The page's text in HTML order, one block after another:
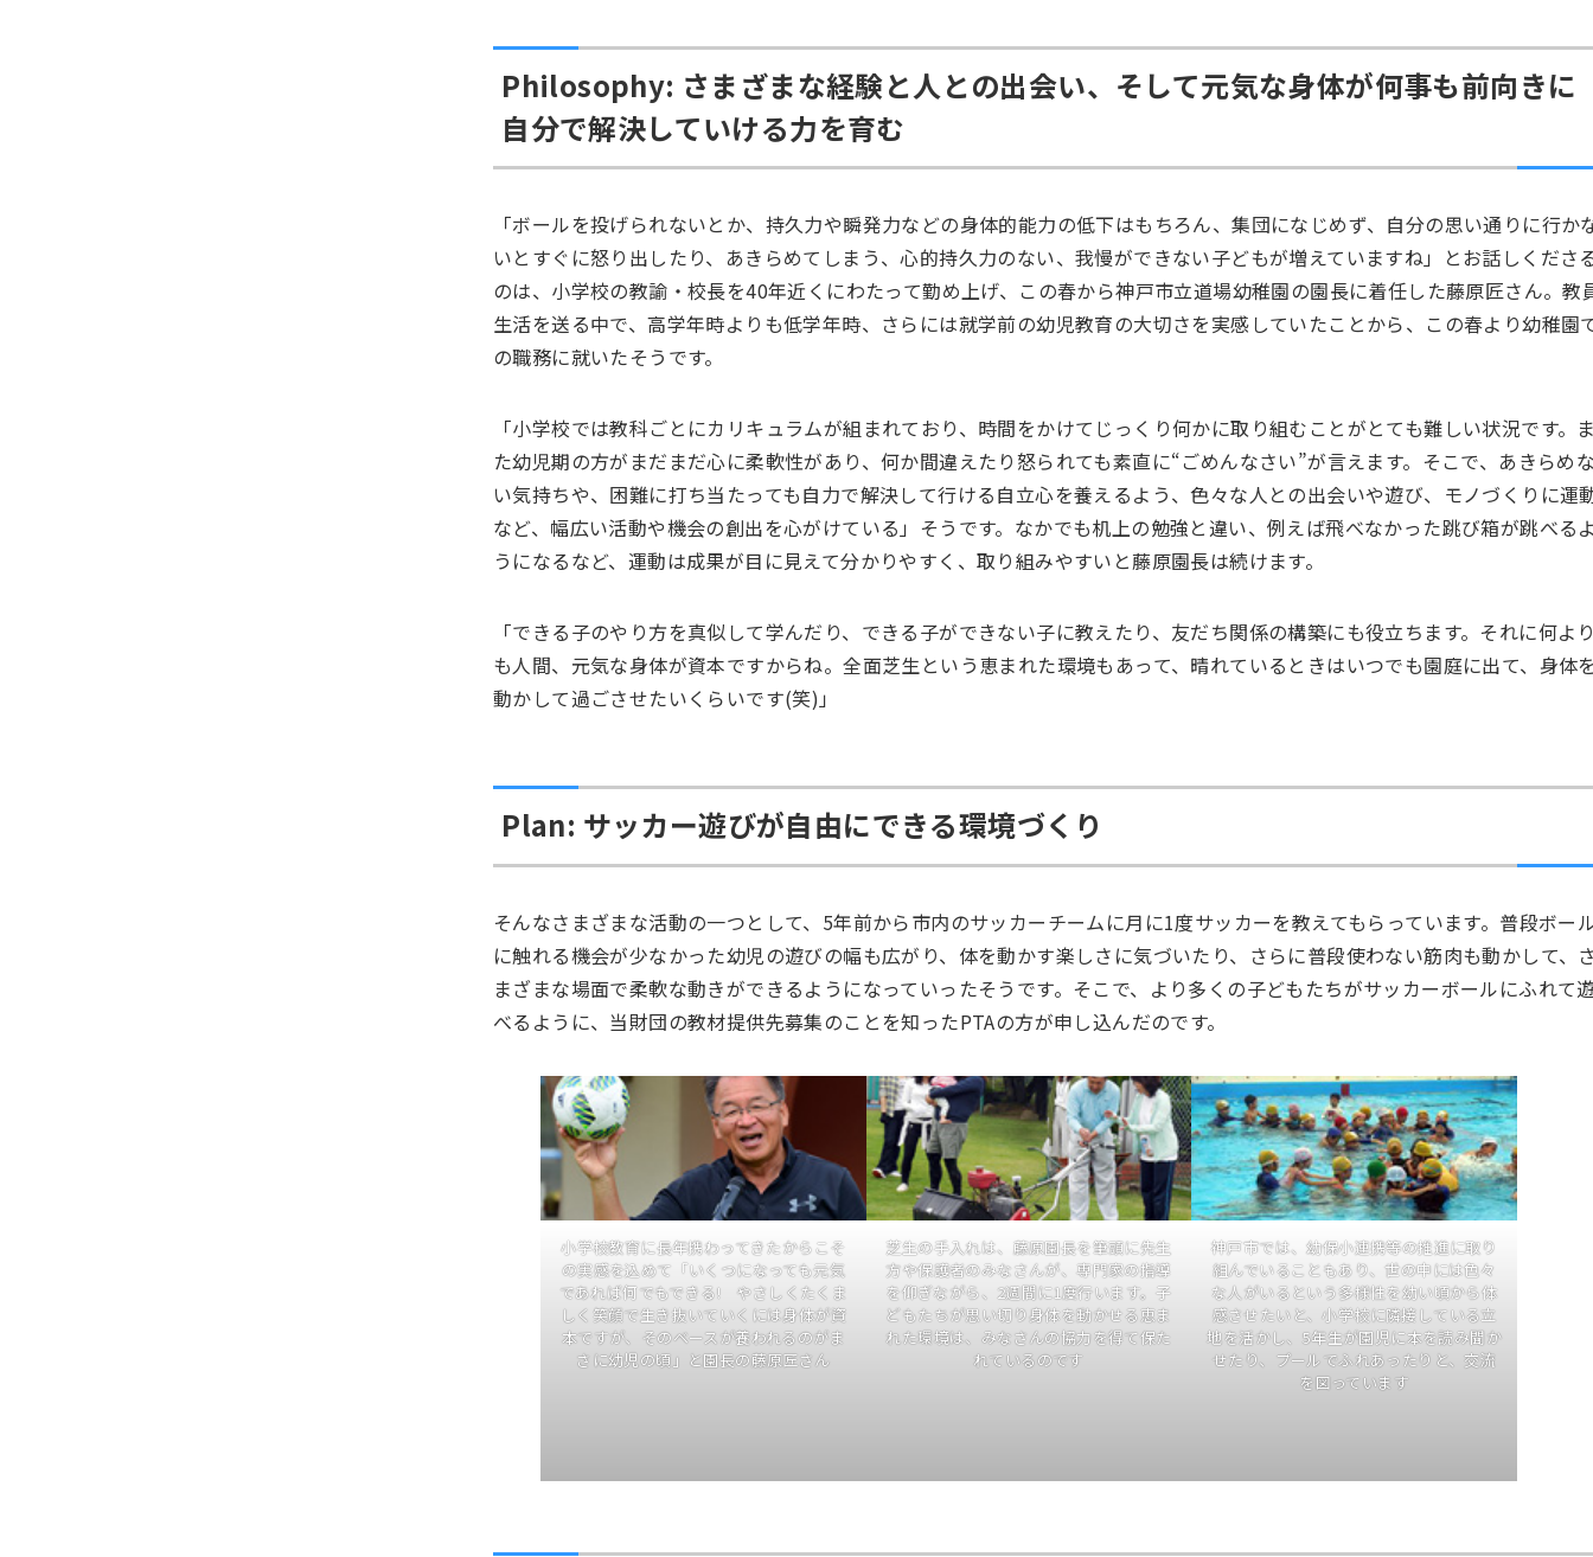
Philosophy: さまざまな経験と人との出会い、そして元気な身体が何事も前向きに
自分で解決していける力を育む
「ボールを投げられないとか、持久力や瞬発力などの身体的能力の低下はもちろん、集団になじめず、自分の思い通りに行か
いとすぐに怒り出したり、あきらめてしまう、心的持久力のない、我慢ができない子どもが増えていますね」とお話しくださ
のは、小学校の教諭・校長を40年近くにわたって勤め上げ、この春から神戸市立道場幼稚園の園長に着任した藤原匠さん。教
生活を送る中で、高学年時よりも低学年時、さらには就学前の幼児教育の大切さを実感していたことから、この春より幼稚園
の職務に就いたそうです。
「小学校では教科ごとにカリキュラムが組まれており、時間をかけてじっくり何かに取り組むことがとても難しい状況です。
た幼児期の方がまだまだ心に柔軟性があり、何か間違えたり怒られても素直に“ごめんなさい”が言えます。そこで、あきらめ
い気持ちや、困難に打ち当たっても自力で解決して行ける自立心を養えるよう、色々な人との出会いや遊び、モノづくりに運
など、幅広い活動や機会の創出を心がけている」そうです。なかでも机上の勉強と違い、例えば飛べなかった跳び箱が跳べる
うになるなど、運動は成果が目に見えて分かりやすく、取り組みやすいと藤原園長は続けます。
「できる子のやり方を真似して学んだり、できる子ができない子に教えたり、友だち関係の構築にも役立ちます。それに何よ
も人間、元気な身体が資本ですからね。全面芝生という恵まれた環境もあって、晴れているときはいつでも園庭に出て、身体
動かして過ごさせたいくらいです(笑)」
Plan: サッカー遊びが自由にできる環境づくり
そんなさまざまな活動の一つとして、5年前から市内のサッカーチームに月に1度サッカーを教えてもらっています。普段ボー
に触れる機会が少なかった幼児の遊びの幅も広がり、体を動かす楽しさに気づいたり、さらに普段使わない筋肉も動かして、
まざまな場面で柔軟な動きができるようになっていったそうです。そこで、より多くの子どもたちがサッカーボールにふれて
べるように、当財団の教材提供先募集のことを知ったPTAの方が申し込んだのです。
小学校教育に長年携わってきたからこそ
の実感を込めて「いくつになっても元気
であれば何でもできる! やさしくたくま
しく笑顔で生き抜いていくには身体が資
本ですが、そのベースが養われるのがま
さに幼児の頃」と園長の藤原匠さん
芝生の手入れは、藤原園長を筆頭に先生
方や保護者のみなさんが、専門家の指導
を仰ぎながら、2週間に1度行います。子
どもたちが思い切り身体を動かせる恵ま
れた環境は、みなさんの協力を得て保た
れているのです
神戸市では、幼保小連携等の推進に取り
組んでいることもあり、世の中には色々
な人がいるという多様性を幼い頃から体
感させたいと、小学校に隣接している立
地を活かし、5年生が園児に本を読み聞か
せたり、プールでふれあったりと、交流
を図っています